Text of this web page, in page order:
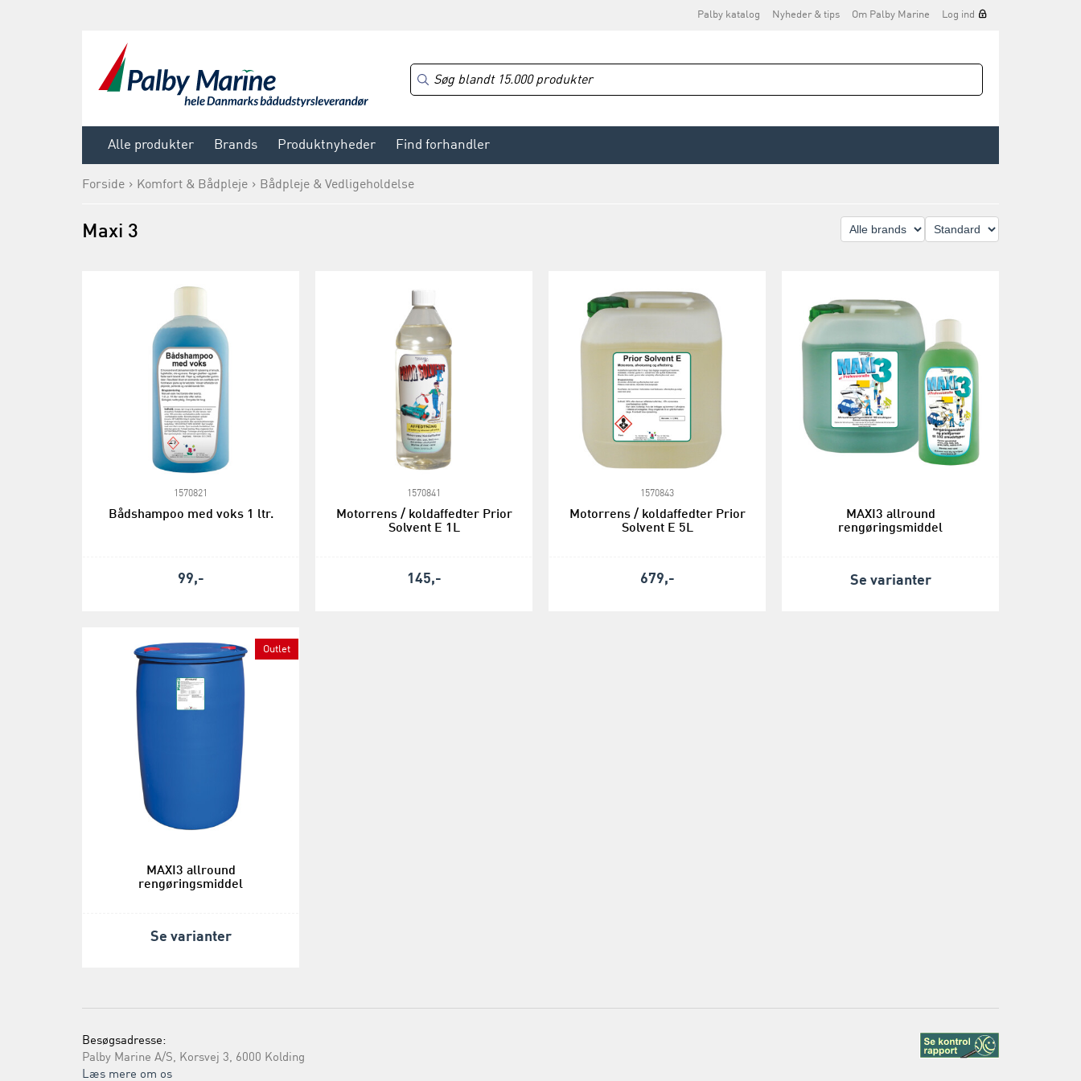
Palby katalog Nyheder & tips Om Palby Marine Log ind
Alle produkter Brands Produktnyheder Find forhandler
Forside Komfort & Bådpleje Bådpleje & Vedligeholdelse
Maxi 3
1570821
Bådshampoo med voks 1 ltr.
99,-
1570841
Motorrens / koldaffedter Prior
Solvent E 1L
145,-
1570843
Motorrens / koldaffedter Prior
Solvent E 5L
679,-
MAXI3 allround
rengøringsmiddel
Se varianter
Outlet
MAXI3 allround
rengøringsmiddel
Se varianter
Besøgsadresse:
Palby Marine A/S, Korsvej 3, 6000 Kolding
Læs mere om os